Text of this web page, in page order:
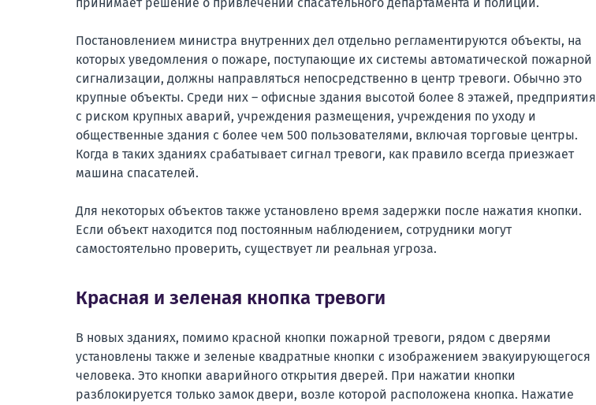
принимает решение о привлечении спасательного департамента и полиции.
Постановлением министра внутренних дел отдельно регламентируются объекты, на
которых уведомления о пожаре, поступающие их системы автоматической пожарной
сигнализации, должны направляться непосредственно в центр тревоги. Обычно это
крупные объекты. Среди них – офисные здания высотой более 8 этажей, предприятия
с риском крупных аварий, учреждения размещения, учреждения по уходу и
общественные здания с более чем 500 пользователями, включая торговые центры.
Когда в таких зданиях срабатывает сигнал тревоги, как правило всегда приезжает
машина спасателей.
Для некоторых объектов также установлено время задержки после нажатия кнопки.
Если объект находится под постоянным наблюдением, сотрудники могут
самостоятельно проверить, существует ли реальная угроза.
Красная и зеленая кнопка тревоги
В новых зданиях, помимо красной кнопки пожарной тревоги, рядом с дверями
установлены также и зеленые квадратные кнопки с изображением эвакуирующегося
человека. Это кнопки аварийного открытия дверей. При нажатии кнопки
разблокируется только замок двери, возле которой расположена кнопка. Нажатие